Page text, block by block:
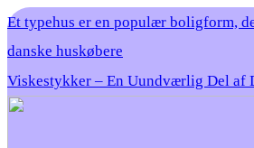
Et typehus er en populær boligform,
danske huskøbere
Viskestykker – En Uundværlig Del af